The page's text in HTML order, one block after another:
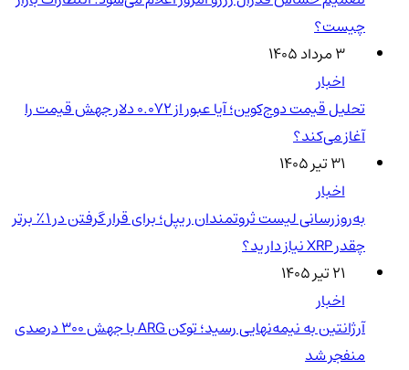
چیست؟
۳ مرداد ۱۴۰۵
اخبار
تحلیل قیمت دوج‌کوین؛ آیا عبور از ۰.۰۷۲ دلار جهش قیمت را
آغاز می‌کند؟
۳۱ تیر ۱۴۰۵
اخبار
به‌روزرسانی لیست ثروتمندان ریپل؛ برای قرار گرفتن در ۱٪ برتر
چقدر XRP نیاز دارید؟
۲۱ تیر ۱۴۰۵
اخبار
آرژانتین به نیمه‌نهایی رسید؛ توکن ARG با جهش ۳۰۰ درصدی
منفجر شد